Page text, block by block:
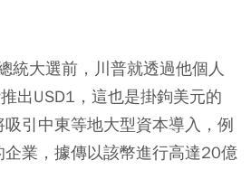
統大選前，川普就透過他個人
出USD1，這也是掛鉤美元的
引中東等地大型資本導入，例
業，據傳以該幣進行高達20億